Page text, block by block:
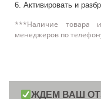
6. Активировать и
***Наличие товара
менеджеров по
ЖДЕМ ВАШ